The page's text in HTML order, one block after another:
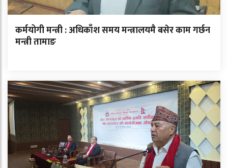
कर्मयोगी मन्त्री : अधिकाँश समय मन्त्रालयमै बसेर काम गर्छन
मन्त्री तामाङ